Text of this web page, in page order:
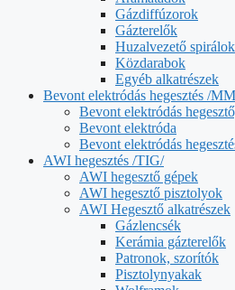
Gázdiffúzorok
Gázterelők
Huzalvezető spirálok
Közdarabok
Egyéb alkatrészek
Bevont elektródás hegesztés /
Bevont elektródás
Bevont elektróda
Bevont elektródás
AWI hegesztés /TIG/
AWI hegesztő gépek
AWI hegesztő pisztolyok
AWI Hegesztő alkatrészek
Gázlencsék
Kerámia gázterelők
Patronok, szorítók
Pisztolynyakak